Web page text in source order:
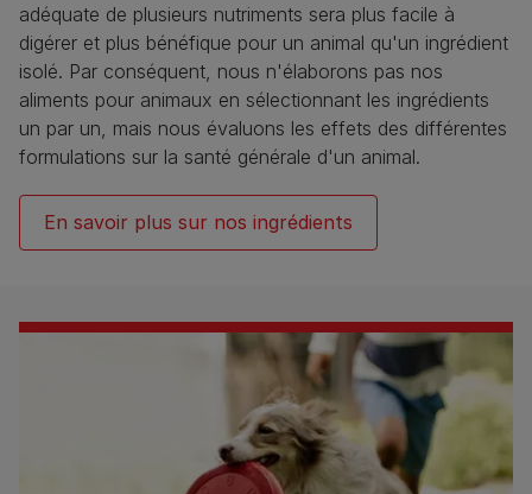
adéquate de plusieurs nutriments sera plus facile à
digérer et plus bénéfique pour un animal qu'un ingrédient
isolé. Par conséquent, nous n'élaborons pas nos
aliments pour animaux en sélectionnant les ingrédients
un par un, mais nous évaluons les effets des différentes
formulations sur la santé générale d'un animal.​
En savoir plus sur nos ingrédients